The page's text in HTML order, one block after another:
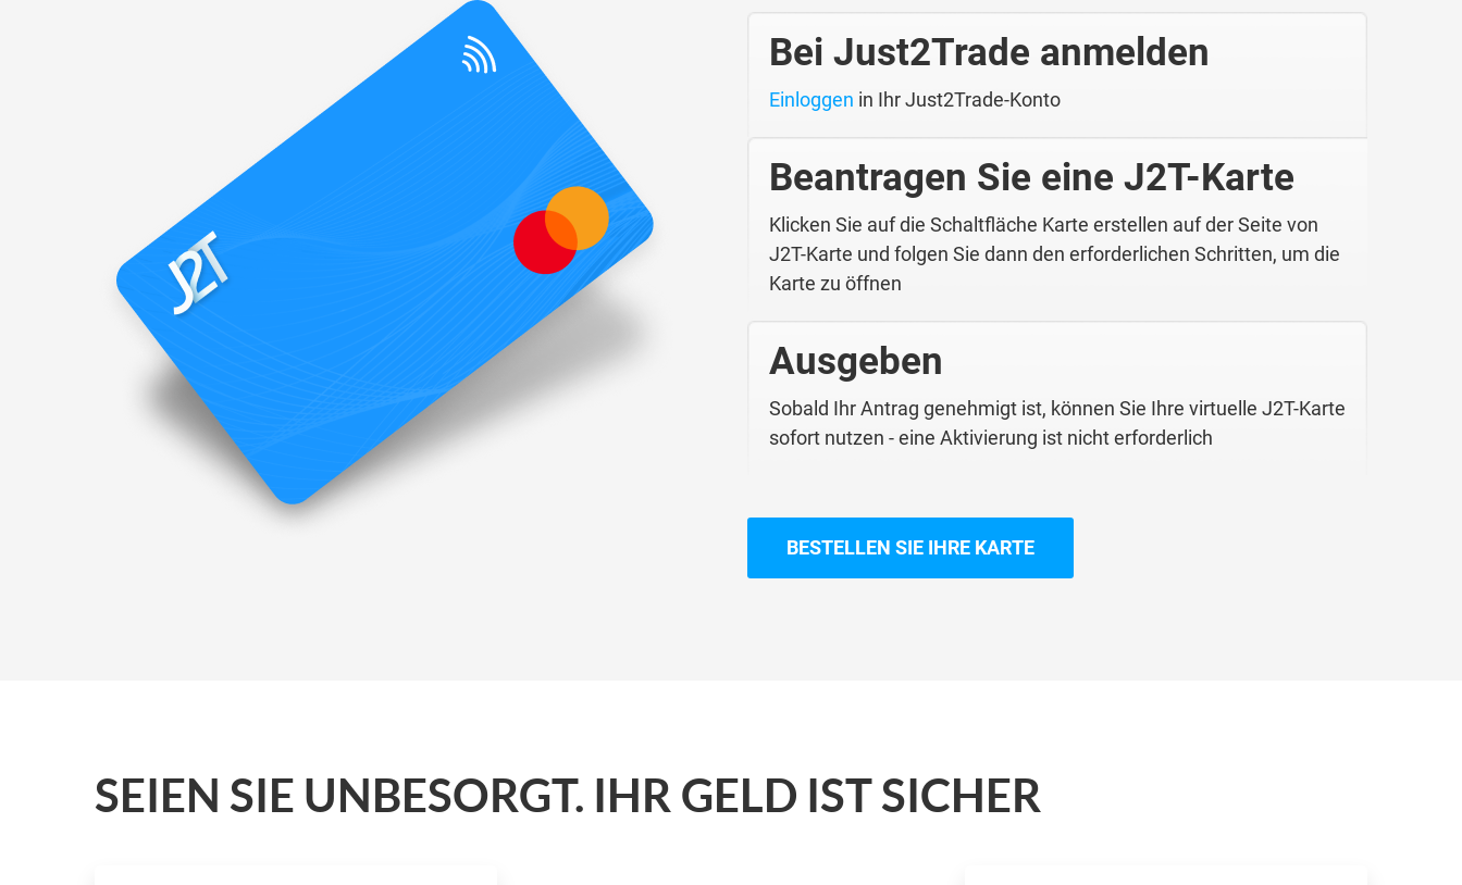
Bei Just2Trade anmelden
Einloggen in Ihr Just2Trade-Konto
Beantragen Sie eine J2T-Karte
Klicken Sie auf die Schaltfläche Karte erstellen auf der Seite von
J2T-Karte und folgen Sie dann den erforderlichen Schritten, um die
Karte zu öffnen
Ausgeben
Sobald Ihr Antrag genehmigt ist, können Sie Ihre virtuelle J2T-Karte
sofort nutzen - eine Aktivierung ist nicht erforderlich
BESTELLEN SIE IHRE KARTE
SEIEN SIE UNBESORGT. IHR GELD IST SICHER